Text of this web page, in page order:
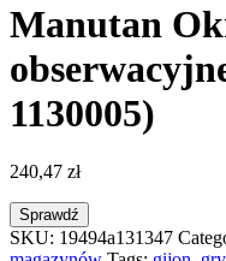
Manutan
1130005)
240,47 zł
Sprawdź
SKU: 19494a131347